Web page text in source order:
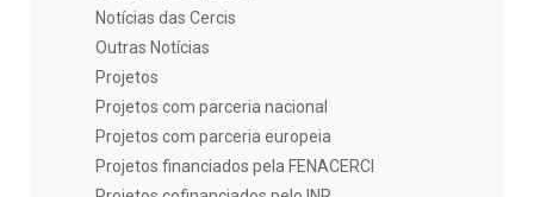
Notícias das Cercis
Outras Notícias
Projetos
Projetos com parceria nacional
Projetos com parceria europeia
Projetos financiados pela FENACERCI